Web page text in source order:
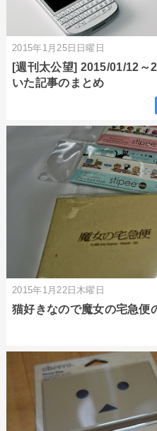
2015年1月25日日曜日
[週刊太公望] 2015/01/12～
いた記事のまとめ
2015年1月22日木曜日
猫好きなので魔女の宅急便